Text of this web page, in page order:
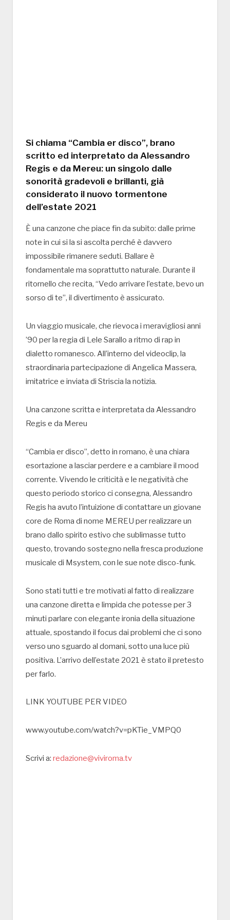
Si chiama “Cambia er disco”, brano
scritto ed interpretato da Alessandro
Regis e da Mereu: un singolo dalle
sonorità gradevoli e brillanti, già
considerato il nuovo tormentone
dell’estate 2021
È una canzone che piace fin da subito: dalle prime
note in cui si la si ascolta perché è davvero
impossibile rimanere seduti. Ballare è
fondamentale ma soprattutto naturale. Durante il
ritornello che recita, “Vedo arrivare l’estate, bevo un
sorso di te”, il divertimento è assicurato.
Un viaggio musicale, che rievoca i meravigliosi anni
’90 per la regia di Lele Sarallo a ritmo di rap in
dialetto romanesco. All’interno del videoclip, la
straordinaria partecipazione di Angelica Massera,
imitatrice e inviata di Striscia la notizia.
Una canzone scritta e interpretata da Alessandro
Regis e da Mereu
“Cambia er disco”, detto in romano, è una chiara
esortazione a lasciar perdere e a cambiare il mood
corrente. Vivendo le criticità e le negatività che
questo periodo storico ci consegna, Alessandro
Regis ha avuto l’intuizione di contattare un giovane
core de Roma di nome MEREU per realizzare un
brano dallo spirito estivo che sublimasse tutto
questo, trovando sostegno nella fresca produzione
musicale di Msystem, con le sue note disco-funk.
Sono stati tutti e tre motivati al fatto di realizzare
una canzone diretta e limpida che potesse per 3
minuti parlare con elegante ironia della situazione
attuale, spostando il focus dai problemi che ci sono
verso uno sguardo al domani, sotto una luce più
positiva. L’arrivo dell’estate 2021 è stato il pretesto
per farlo.
LINK YOUTUBE PER VIDEO
www.youtube.com/watch?v=pKTie_VMPQ0
Scrivi a: redazione@viviroma.tv